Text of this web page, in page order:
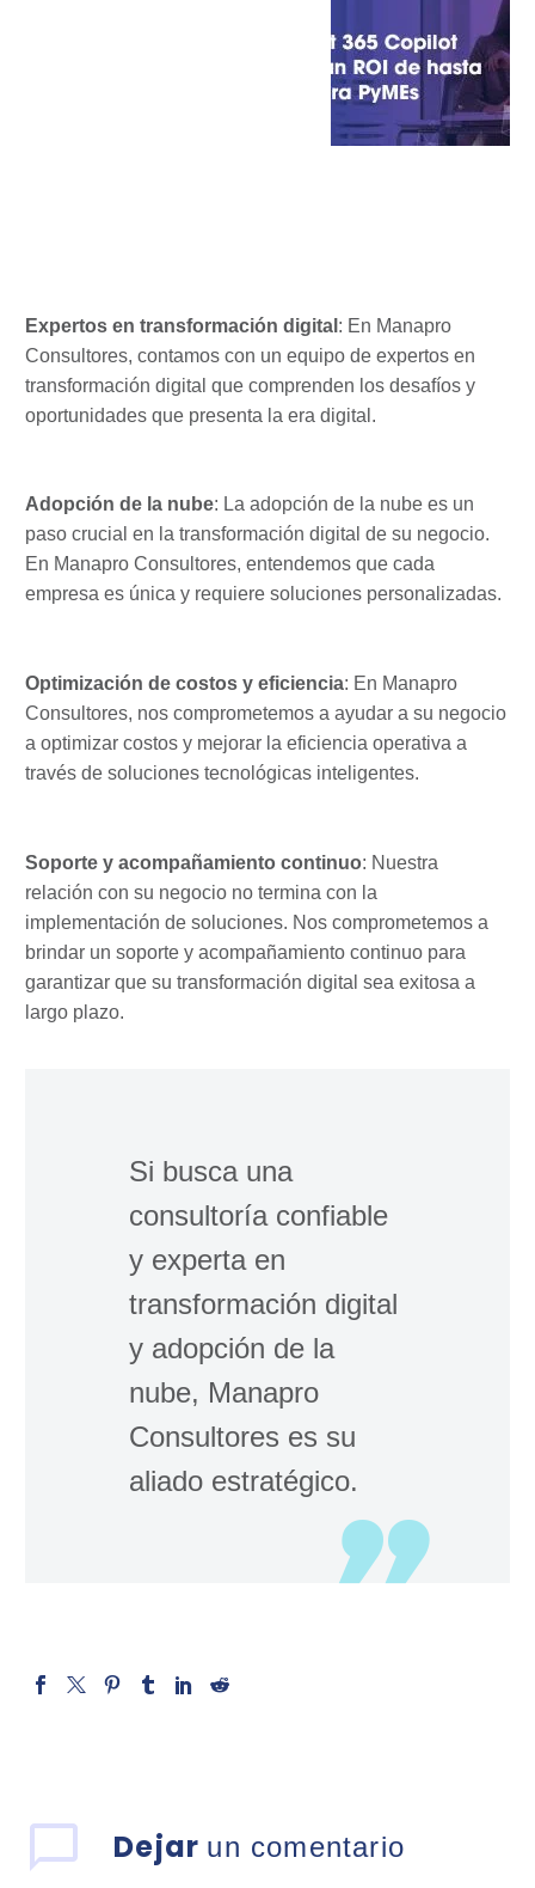
Expertos en transformación digital : En Manapro
Consultores, contamos con un equipo de expertos en
transformación digital que comprenden los desafíos y
oportunidades que presenta la era digital.
Adopción de la nube: La adopción de la nube es un
paso crucial en la transformación digital de su negocio.
En Manapro Consultores, entendemos que cada
empresa es única y requiere soluciones personalizadas.
Optimización de costos y eficiencia: En Manapro
Consultores, nos comprometemos a ayudar a su negocio
a optimizar costos y mejorar la eficiencia operativa a
través de soluciones tecnológicas inteligentes.
Soporte y acompañamiento continuo: Nuestra
relación con su negocio no termina con la
implementación de soluciones. Nos comprometemos a
brindar un soporte y acompañamiento continuo para
garantizar que su transformación digital sea exitosa a
largo plazo.
Si busca una
consultoría confiable
y experta en
transformación digital
y adopción de la
nube, Manapro
Consultores es su
aliado estratégico.
Dejar un comentario